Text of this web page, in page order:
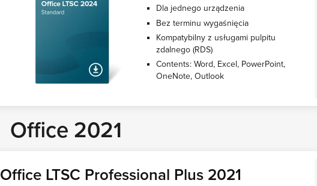
Dla jednego urządzenia
Bez terminu wygaśnięcia
Kompatybilny z usługami pulpitu
zdalnego (RDS)
Contents: Word, Excel, PowerPoint,
OneNote, Outlook
Office 2021
Office LTSC Professional Plus 2021